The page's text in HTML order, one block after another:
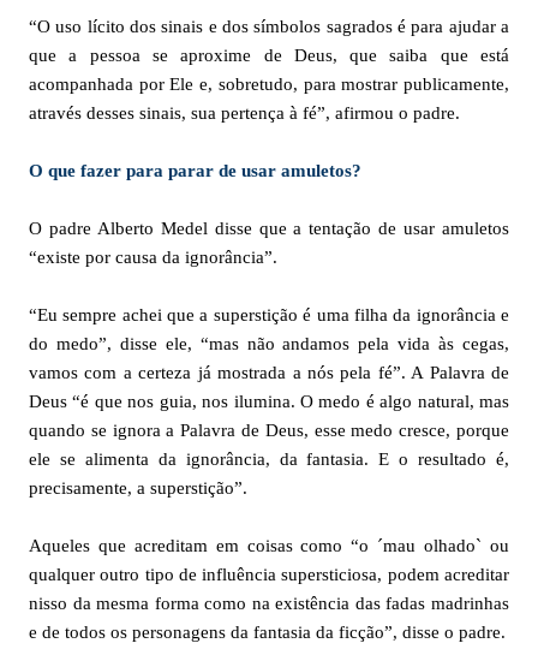
“O uso lícito dos sinais e dos símbolos sagrados é para ajudar a
que a pessoa se aproxime de Deus, que saiba que está
acompanhada por Ele e, sobretudo, para mostrar publicamente,
através desses sinais, sua pertença à fé”, afirmou o padre.
O que fazer para parar de usar amuletos?
O padre Alberto Medel disse que a tentação de usar amuletos
“existe por causa da ignorância”.
“Eu sempre achei que a superstição é uma filha da ignorância e
do medo”, disse ele, “mas não andamos pela vida às cegas,
vamos com a certeza já mostrada a nós pela fé”. A Palavra de
Deus “é que nos guia, nos ilumina. O medo é algo natural, mas
quando se ignora a Palavra de Deus, esse medo cresce, porque
ele se alimenta da ignorância, da fantasia. E o resultado é,
precisamente, a superstição”.
Aqueles que acreditam em coisas como “o ´mau olhado` ou
qualquer outro tipo de influência supersticiosa, podem acreditar
nisso da mesma forma como na existência das fadas madrinhas
e de todos os personagens da fantasia da ficção”, disse o padre.